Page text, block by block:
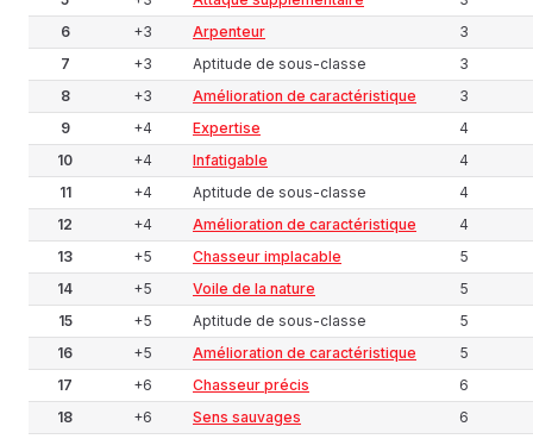
6
+3 Arpenteur
3
7
+3 Aptitude de sous-classe
3
8
+3 Amélioration de caractéristique
3
9
+4 Expertise
4
10
+4 Infatigable
4
11
+4 Aptitude de sous-classe
4
12
+4 Amélioration de caractéristique
4
13
+5 Chasseur implacable
5
14
+5 Voile de la nature
5
15
+5 Aptitude de sous-classe
5
16
+5 Amélioration de caractéristique
5
17
+6 Chasseur précis
6
18
+6 Sens sauvages
6